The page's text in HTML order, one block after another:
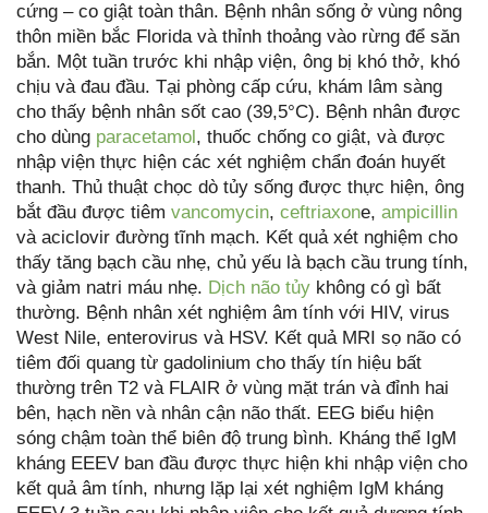
cứng – co giật toàn thân. Bệnh nhân sống ở vùng nông
thôn miền bắc Florida và thỉnh thoảng vào rừng để săn
bắn. Một tuần trước khi nhập viện, ông bị khó thở, khó
chịu và đau đầu. Tại phòng cấp cứu, khám lâm sàng
cho thấy bệnh nhân sốt cao (39,5°C). Bệnh nhân được
cho dùng paracetamol , thuốc chống co giật, và được
nhập viện thực hiện các xét nghiệm chẩn đoán huyết
thanh. Thủ thuật chọc dò tủy sống được thực hiện, ông
bắt đầu được tiêm vancomycin, ceftriaxone, ampicillin
và aciclovir đường tĩnh mạch. Kết quả xét nghiệm cho
thấy tăng bạch cầu nhẹ, chủ yếu là bạch cầu trung tính,
và giảm natri máu nhẹ. Dịch não tủy không có gì bất
thường. Bệnh nhân xét nghiệm âm tính với HIV, virus
West Nile, enterovirus và HSV. Kết quả MRI sọ não có
tiêm đối quang từ gadolinium cho thấy tín hiệu bất
thường trên T2 và FLAIR ở vùng mặt trán và đỉnh hai
bên, hạch nền và nhân cận não thất. EEG biểu hiện
sóng chậm toàn thể biên độ trung bình. Kháng thể IgM
kháng EEEV ban đầu được thực hiện khi nhập viện cho
kết quả âm tính, nhưng lặp lại xét nghiệm IgM kháng